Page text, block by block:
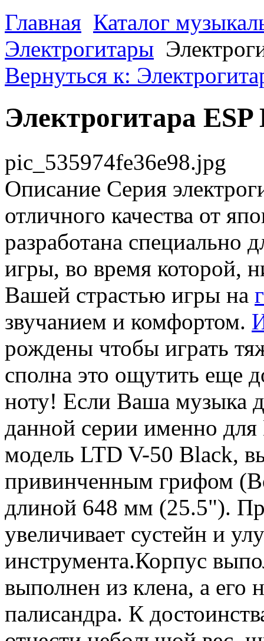
Главная Каталог
Электрогитары
Вернуться к:
Электрогитара
pic_535974fe36e98.jpg
Описание Серия
отличного качества от
разработана специально
игры, во время которой,
Вашей страстью игры на
звучанием и комфортом.
рождены чтобы играть
сполна это ощутить еще
ноту! Если Ваша музыка
данной серии именно для
модель LTD V-50 Black,
привинченным грифом
длиной 648 мм (25.5").
увеличивает сустейн и
инструмента.Корпус
выполнен из клена, а его
палисандра. К